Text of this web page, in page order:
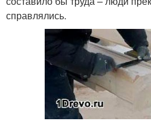
справлялись.